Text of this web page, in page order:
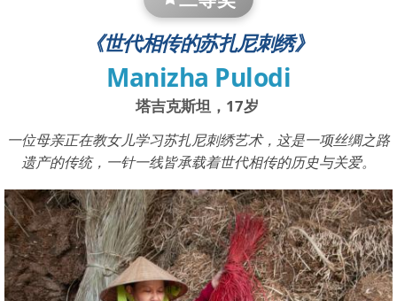
《世代相传的苏扎尼刺绣》
Manizha Pulodi
塔吉克斯坦，17岁
一位母亲正在教女儿学习苏扎尼刺绣艺术，这是一项丝绸之路
遗产的传统，一针一线皆承载着世代相传的历史与关爱。